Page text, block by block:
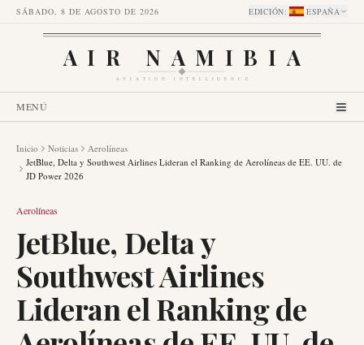
SÁBADO, 8 DE AGOSTO DE 2026 EDICIÓN: ESPAÑA
AIR NAMIBIA
AVIATION INTELLIGENCE
MENÚ
Inicio Noticias
Aerolíneas
JetBlue, Delta y Southwest Airlines Lideran el Ranking de Aerolíneas de EE. UU. de
JD Power 2026
Aerolíneas
JetBlue, Delta y
Southwest Airlines
Lideran el Ranking de